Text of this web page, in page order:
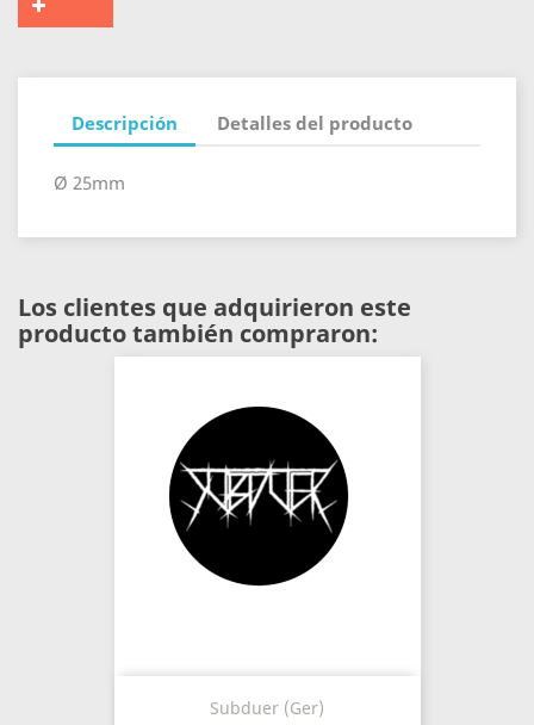
Descripción Detalles del producto
Ø 25mm
Los clientes que adquirieron este
producto también compraron:
Subduer (Ger)